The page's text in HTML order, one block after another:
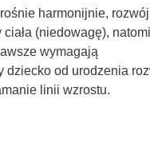
harmonijnie, rozwój
(niedowagę),
wymagają
dziecko od urodzenia
linii wzrostu.